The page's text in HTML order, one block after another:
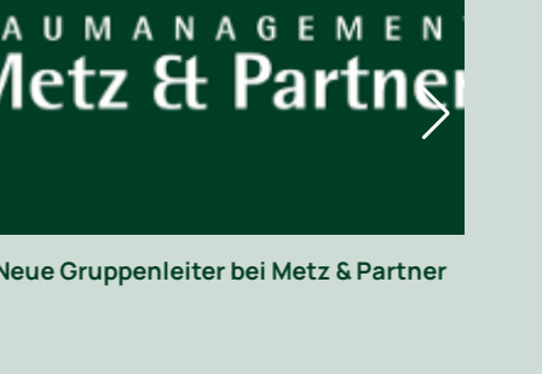
Gruppenleiter bei Metz & Partner